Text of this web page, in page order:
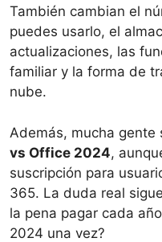
También cambian el
puedes usarlo, el
actualizaciones, las
familiar y la forma de
nube.
Además, mucha gente
vs Office 2024,
suscripción para
365. La duda real
la pena pagar cada
2024 una vez?